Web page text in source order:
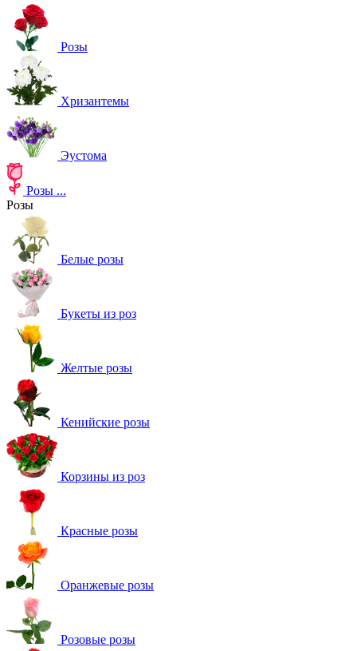
Розы
Хризантемы
Эустома
Розы ...
Розы
Белые розы
Букеты из роз
Желтые розы
Кенийские розы
Корзины из роз
Красные розы
Оранжевые розы
Розовые розы